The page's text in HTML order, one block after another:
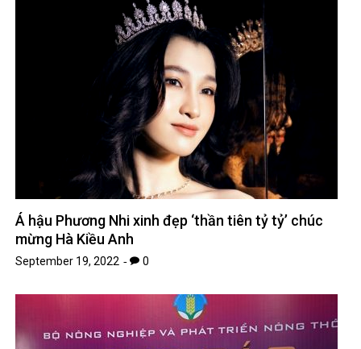
Á hậu Phương Nhi xinh đẹp ‘thần tiên tỷ tỷ’ chúc
mừng Hà Kiều Anh
September 19, 2022 0